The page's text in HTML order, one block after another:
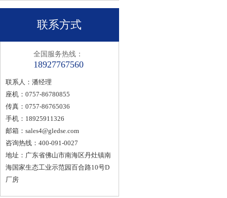
联系方式
全国服务热线：
18927767560
联系人：潘经理
座机：0757-86780855
传真：0757-86765036
手机：18925911326
邮箱： sales4@gledse.com
咨询热线：400-091-0027
地址：广东省佛山市南海区丹灶镇南
海国家生态工业示范园百合路10号D
厂房